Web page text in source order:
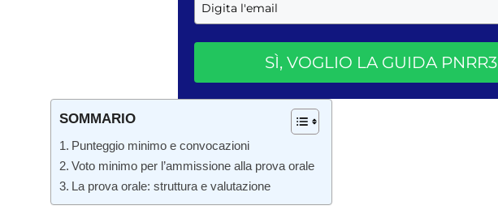
SÌ, VOGLIO LA GUIDA PNRR3
SOMMARIO
Punteggio minimo e convocazioni
Voto minimo per l’ammissione alla prova orale
La prova orale: struttura e valutazione